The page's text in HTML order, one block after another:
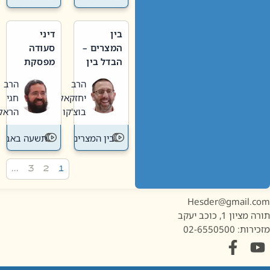
בין
המצרים –
הבדל בין
חדשה
לישנה
הרב
יחזקאל
בוצ'קו
בין המצרים
דיני
סעודה
מפסקת
תשעה
באב
הרב
חגי
הראל
תשעה באב
1, כוכב יעקב
02-6550500